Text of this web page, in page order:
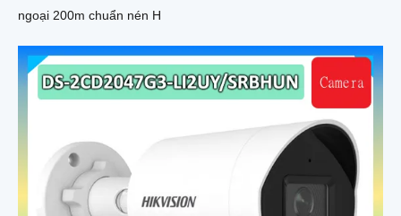
ngoại 200m chuẩn nén H